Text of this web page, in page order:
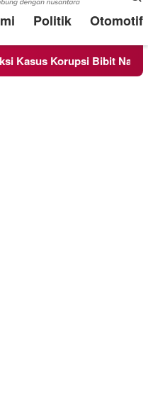
Politik Otomotif
Bibit Nanas Sulsel